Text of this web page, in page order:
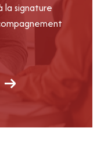
la signature